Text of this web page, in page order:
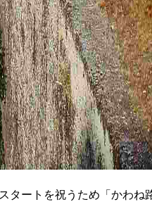
タートを祝うため「かわ